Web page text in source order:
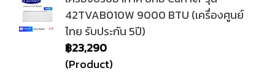
42TVAB010W 9000 BTU (เครื่องศูนย์
ไทย รับประกัน 5ปี)
฿23,290
(Product)